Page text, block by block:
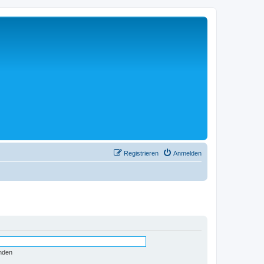
Anmelden
Registrieren